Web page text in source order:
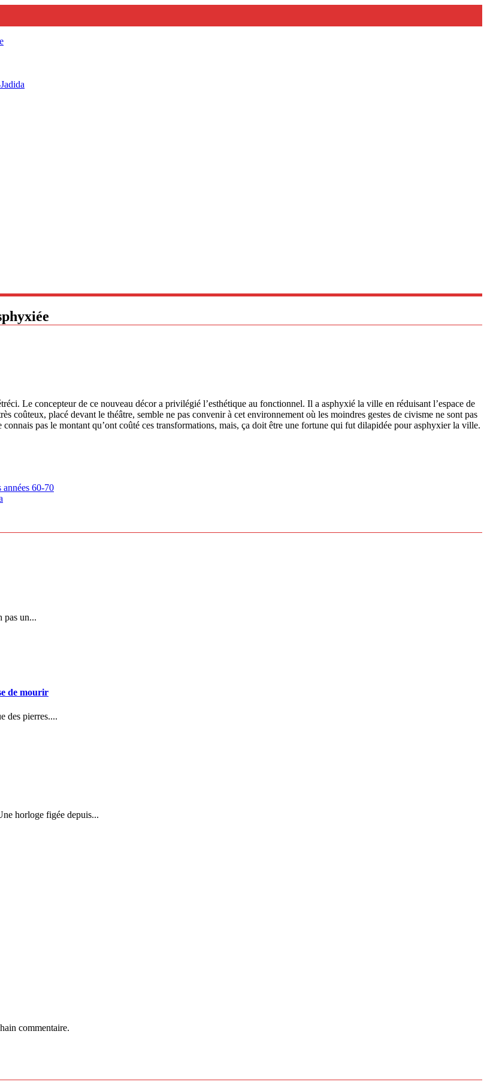
Le concepteur de ce nouveau décor a privilégié l’esthétique au fonctionnel. Il a asphyxié la ville en réduisant l’espace de
coûteux, placé devant le théâtre, semble ne pas convenir à cet environnement où les moindres gestes de civisme ne sont pas
pas le montant qu’ont coûté ces transformations, mais, ça doit être une fortune qui fut dilapidée pour asphyxier la ville.
60-70
pas un...
de mourir
des pierres....
horloge figée depuis...
commentaire.